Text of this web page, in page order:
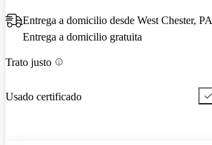
Entrega a domicilio desde West Chester, PA
Entrega a domicilio gratuita
Trato justo
Usado certificado